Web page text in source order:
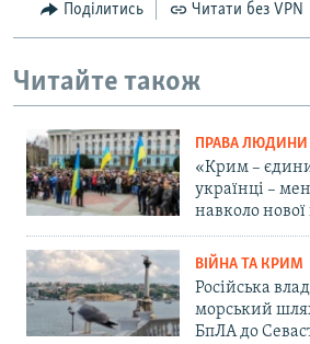
Поділитись Читати без VPN
Читайте також
ПРАВА ЛЮДИНИ
«Крим –
українці –
навколо
ВІЙНА ТА КРИМ
Російська
морський
БпЛА до